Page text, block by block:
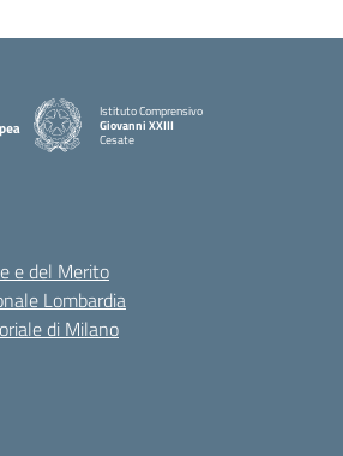
Istituto Comprensivo
Giovanni XXIII
Cesate
e del Merito
Lombardia
di Milano